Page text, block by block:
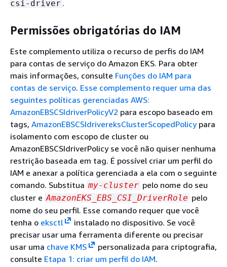
csi-driver .
Permissões obrigatórias do IAM
Este complemento utiliza o recurso de perfis do IAM
para contas de serviço do Amazon EKS. Para obter
mais informações, consulte Funções do IAM para
contas de serviço. Esse complemento requer uma das
seguintes políticas gerenciadas AWS:
AmazonEBSCSIdriverPolicyV2 para escopo baseado em
tags, AmazonEBSCSIdrivereksClusterScopedPolicypara
isolamento com escopo de cluster ou
AmazonEBSCSIdriverPolicy se você não quiser nenhuma
restrição baseada em tag. É possível criar um perfil do
IAM e anexar a política gerenciada a ela com o seguinte
comando. Substitua my-cluster pelo nome do seu
cluster e AmazonEKS_EBS_CSI_DriverRole pelo
nome do seu perfil. Esse comando requer que você
tenha o eksctl
instalado no dispositivo. Se você
precisar usar uma ferramenta diferente ou precisar
usar uma chave KMS
personalizada para criptografia,
consulte Etapa 1: criar um perfil do IAM.